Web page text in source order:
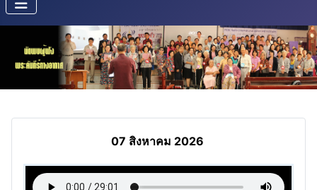
07 สิงหาคม 2026